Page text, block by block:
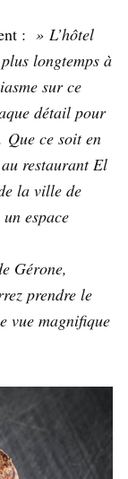
: » L’hôtel
longtemps à
sur ce
détail pour
Que ce soit en
restaurant El
la ville de
espace
Gérone,
prendre le
vue magnifique